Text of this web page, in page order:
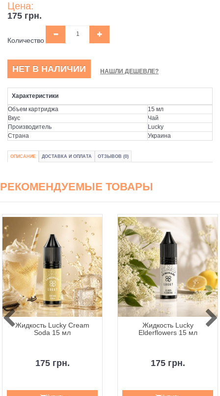
Цена:
175 грн.
Количество
НЕТ В НАЛИЧИИ НАШЛИ ДЕШЕВЛЕ?
Характеристики
Объем картриджа
15 мл
Вкус
Чай
Производитель
Lucky
Страна
Украина
ОПИСАНИЕ ДОСТАВКА И ОПЛАТА ОТЗЫВОВ (0)
РЕКОМЕНДУЕМЫЕ ТОВАРЫ
Жидкость Lucky Cream
Soda 15 мл
175 грн.
Жидкость Lucky
Elderflowers 15 мл
175 грн.